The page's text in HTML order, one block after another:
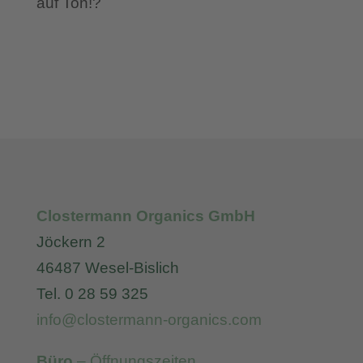
Clostermann Organics GmbH
Jöckern 2
46487 Wesel-Bislich
Tel. 0 28 59 325
info@clostermann-organics.com